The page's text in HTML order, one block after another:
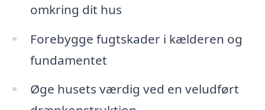
omkring dit hus
Forebygge fugtskader i kælderen og
fundamentet
Øge husets værdig ved en veludført